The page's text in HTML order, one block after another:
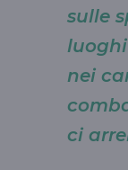
sulle
nei
ci